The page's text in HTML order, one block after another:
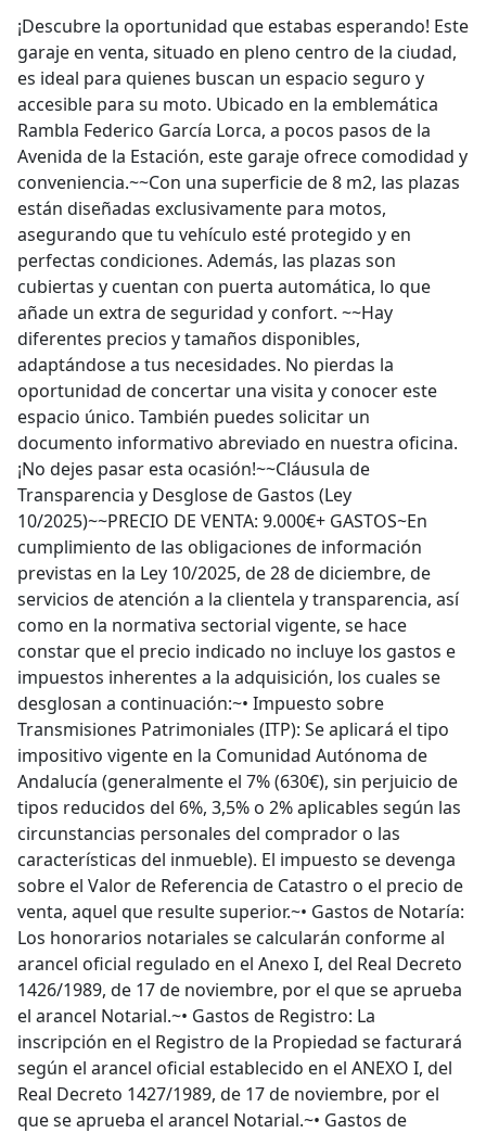
¡Descubre la oportunidad que estabas esperando! Este
garaje en venta, situado en pleno centro de la ciudad,
es ideal para quienes buscan un espacio seguro y
accesible para su moto. Ubicado en la emblemática
Rambla Federico García Lorca, a pocos pasos de la
Avenida de la Estación, este garaje ofrece comodidad y
conveniencia.~~Con una superficie de 8 m2, las plazas
están diseñadas exclusivamente para motos,
asegurando que tu vehículo esté protegido y en
perfectas condiciones. Además, las plazas son
cubiertas y cuentan con puerta automática, lo que
añade un extra de seguridad y confort. ~~Hay
diferentes precios y tamaños disponibles,
adaptándose a tus necesidades. No pierdas la
oportunidad de concertar una visita y conocer este
espacio único. También puedes solicitar un
documento informativo abreviado en nuestra oficina.
¡No dejes pasar esta ocasión!~~Cláusula de
Transparencia y Desglose de Gastos (Ley
10/2025)~~PRECIO DE VENTA: 9.000€+ GASTOS~En
cumplimiento de las obligaciones de información
previstas en la Ley 10/2025, de 28 de diciembre, de
servicios de atención a la clientela y transparencia, así
como en la normativa sectorial vigente, se hace
constar que el precio indicado no incluye los gastos e
impuestos inherentes a la adquisición, los cuales se
desglosan a continuación:~• Impuesto sobre
Transmisiones Patrimoniales (ITP): Se aplicará el tipo
impositivo vigente en la Comunidad Autónoma de
Andalucía (generalmente el 7% (630€), sin perjuicio de
tipos reducidos del 6%, 3,5% o 2% aplicables según las
circunstancias personales del comprador o las
características del inmueble). El impuesto se devenga
sobre el Valor de Referencia de Catastro o el precio de
venta, aquel que resulte superior.~• Gastos de Notaría:
Los honorarios notariales se calcularán conforme al
arancel oficial regulado en el Anexo I, del Real Decreto
1426/1989, de 17 de noviembre, por el que se aprueba
el arancel Notarial.~• Gastos de Registro: La
inscripción en el Registro de la Propiedad se facturará
según el arancel oficial establecido en el ANEXO I, del
Real Decreto 1427/1989, de 17 de noviembre, por el
que se aprueba el arancel Notarial.~• Gastos de